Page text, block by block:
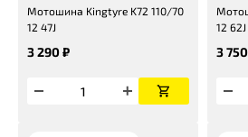
Мотошина Kingtyre K72 110/70
12 47J
3 290 ₽
12 62J
3